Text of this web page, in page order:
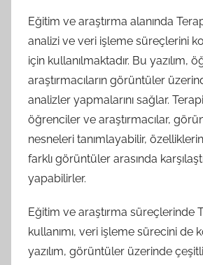
Eğitim ve araştırma alanında
analizi ve veri işleme süreçlerini
için kullanılmaktadır. Bu yazılım,
araştırmacıların görüntüler
analizler yapmalarını sağlar.
öğrenciler ve araştırmacılar,
nesneleri tanımlayabilir,
farklı görüntüler arasında
yapabilirler.
Eğitim ve araştırma süreçlerinde
kullanımı, veri işleme sürecini de
yazılım, görüntüler üzerinde